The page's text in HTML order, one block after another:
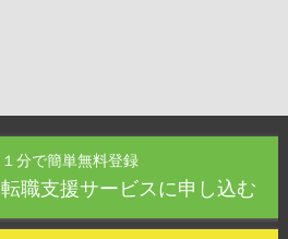
１分で簡単無料登録
転職支援サービスに申し込む